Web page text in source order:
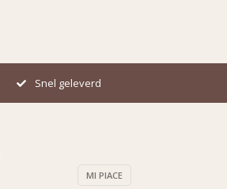
Snel geleverd
MI PIACE